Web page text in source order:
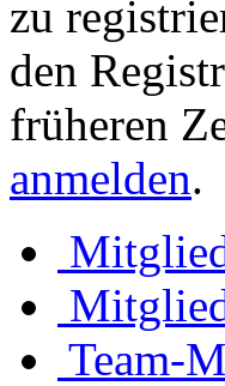
zu
den
früheren
anmelden.
Team-